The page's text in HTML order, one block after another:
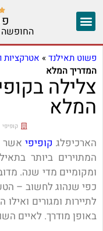
פשוט תאילנד» אטרקציות
המדריך המלא
צלילה
המלא
קופיפי
הארכיפלג קופיפי אשר
המתוירים ביותר
ומקומיים מדי שנה.
כפי שנהוג לחשוב –
לתיירות ומגורים
באופן מודרך. לאיים